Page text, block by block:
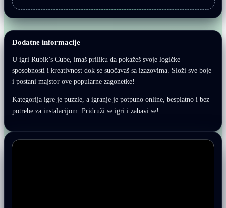
Dodatne informacije
U igri Rubik’s Cube, imaš priliku da pokažeš svoje logičke
sposobnosti i kreativnost dok se suočavaš sa izazovima. Složi sve boje
i postani majstor ove popularne zagonetke!
Kategorija igre je puzzle, a igranje je potpuno online, besplatno i bez
potrebe za instalacijom. Pridruži se igri i zabavi se!